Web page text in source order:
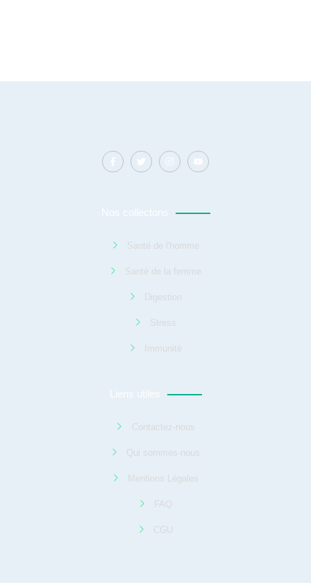
Nos collectons
Santé de l'homme
Santé de la femme
Digestion
Stress
Immunité
Liens utiles
Contactez-nous
Qui sommes-nous
Mentions Légales
FAQ
CGU